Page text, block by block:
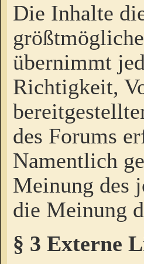
Die Inhalte
übernimmt
Richtigkeit,
des Forums
Namentlich
Meinung des
die Meinung
§ 3 Externe